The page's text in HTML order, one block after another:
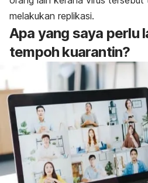
melakukan replikasi.
Apa yang saya perlu
tempoh kuarantin?